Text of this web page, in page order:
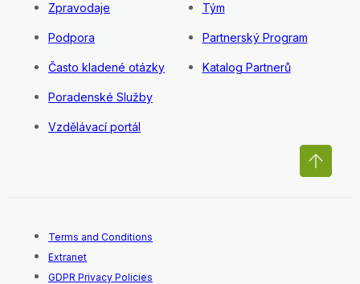
Zpravodaje
Podpora
Často kladené otázky
Poradenské Služby
Vzdělávací portál
Tým
Partnerský Program
Katalog Partnerů
Terms and Conditions
Extranet
GDPR Privacy Policies